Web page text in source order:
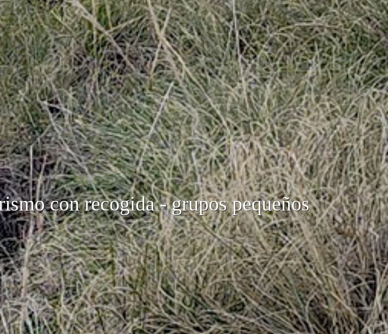
con recogida - grupos pequeños